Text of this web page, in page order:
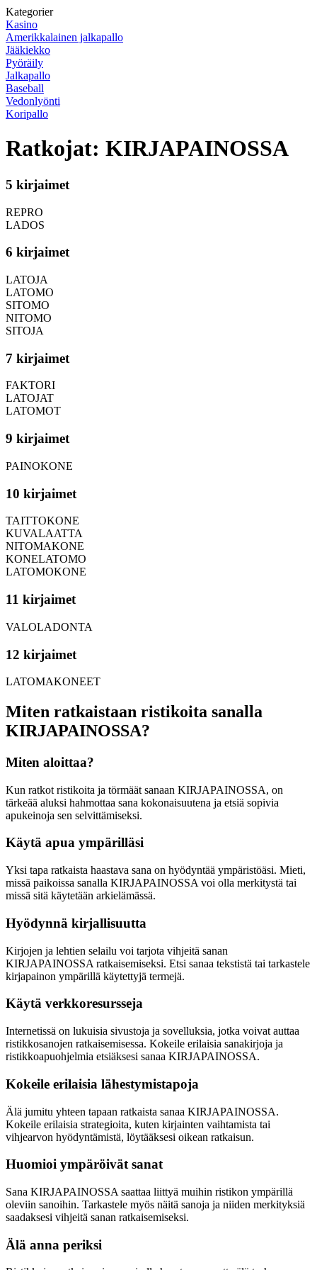
Kategorier
Kasino
Amerikkalainen jalkapallo
Jääkiekko
Pyöräily
Jalkapallo
Baseball
Vedonlyönti
Koripallo
Ratkojat: KIRJAPAINOSSA
5 kirjaimet
REPRO
LADOS
6 kirjaimet
LATOJA
LATOMO
SITOMO
NITOMO
SITOJA
7 kirjaimet
FAKTORI
LATOJAT
LATOMOT
9 kirjaimet
PAINOKONE
10 kirjaimet
TAITTOKONE
KUVALAATTA
NITOMAKONE
KONELATOMO
LATOMOKONE
11 kirjaimet
VALOLADONTA
12 kirjaimet
LATOMAKONEET
Miten ratkaistaan ristikoita sanalla
KIRJAPAINOSSA?
Miten aloittaa?
Kun ratkot ristikoita ja törmäät sanaan KIRJAPAINOSSA, on
tärkeää aluksi hahmottaa sana kokonaisuutena ja etsiä sopivia
apukeinoja sen selvittämiseksi.
Käytä apua ympärilläsi
Yksi tapa ratkaista haastava sana on hyödyntää ympäristöäsi. Mieti,
missä paikoissa sanalla KIRJAPAINOSSA voi olla merkitystä tai
missä sitä käytetään arkielämässä.
Hyödynnä kirjallisuutta
Kirjojen ja lehtien selailu voi tarjota vihjeitä sanan
KIRJAPAINOSSA ratkaisemiseksi. Etsi sanaa tekstistä tai tarkastele
kirjapainon ympärillä käytettyjä termejä.
Käytä verkkoresursseja
Internetissä on lukuisia sivustoja ja sovelluksia, jotka voivat auttaa
ristikkosanojen ratkaisemisessa. Kokeile erilaisia sanakirjoja ja
ristikkoapuohjelmia etsiäksesi sanaa KIRJAPAINOSSA.
Kokeile erilaisia lähestymistapoja
Älä jumitu yhteen tapaan ratkaista sanaa KIRJAPAINOSSA.
Kokeile erilaisia strategioita, kuten kirjainten vaihtamista tai
vihjearvon hyödyntämistä, löytääksesi oikean ratkaisun.
Huomioi ympäröivät sanat
Sana KIRJAPAINOSSA saattaa liittyä muihin ristikon ympärillä
oleviin sanoihin. Tarkastele myös näitä sanoja ja niiden merkityksiä
saadaksesi vihjeitä sanan ratkaisemiseksi.
Älä anna periksi